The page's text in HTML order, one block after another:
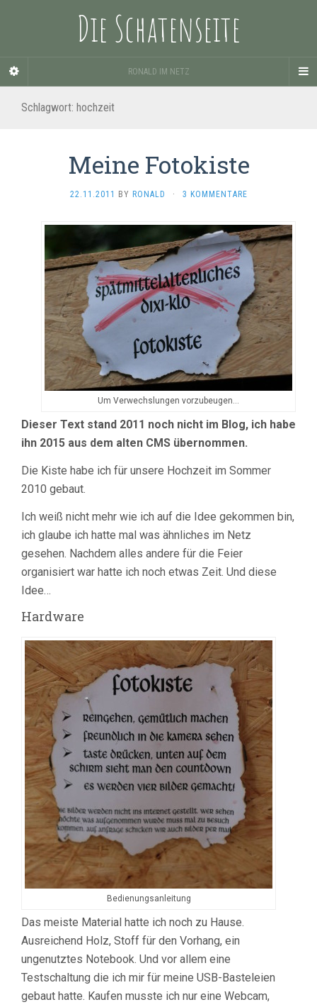
Die Schatenseite
RONALD IM NETZ
Schlagwort: hochzeit
Meine Fotokiste
22.11.2011 BY RONALD · 3 KOMMENTARE
Um Verwechslungen vorzubeugen…
Dieser Text stand 2011 noch nicht im Blog, ich habe
ihn 2015 aus dem alten CMS übernommen.
Die Kiste habe ich für unsere Hochzeit im Sommer
2010 gebaut.
Ich weiß nicht mehr wie ich auf die Idee gekommen bin,
ich glaube ich hatte mal was ähnliches im Netz
gesehen. Nachdem alles andere für die Feier
organisiert war hatte ich noch etwas Zeit. Und diese
Idee…
Hardware
Bedienungsanleitung
Das meiste Material hatte ich noch zu Hause.
Ausreichend Holz, Stoff für den Vorhang, ein
ungenutztes Notebook. Und vor allem eine
Testschaltung die ich mir für meine USB-Basteleien
gebaut hatte. Kaufen musste ich nur eine Webcam,